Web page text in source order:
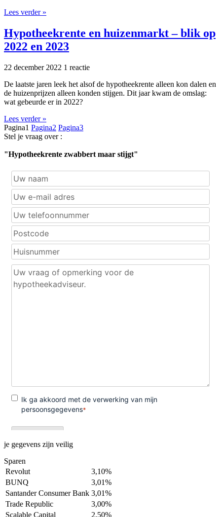
Lees verder »
Hypotheekrente en huizenmarkt – blik op
2022 en 2023
22 december 2022 1 reactie
De laatste jaren leek het alsof de hypotheekrente alleen kon dalen en
de huizenprijzen alleen konden stijgen. Dit jaar kwam de omslag:
wat gebeurde er in 2022?
Lees verder »
Pagina1 Pagina2 Pagina3
Stel je vraag over :
"Hypotheekrente zwabbert maar stijgt"
je gegevens zijn veilig
Sparen
Revolut
3,10%
BUNQ
3,01%
Santander Consumer Bank 3,01%
Trade Republic
3,00%
Scalable Capital
2,50%